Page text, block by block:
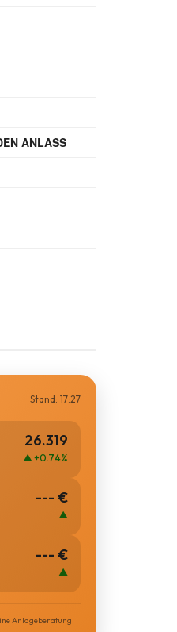
ANLASS
Stand: 17:27
26.319
▲ +0.74%
--- €
▲
--- €
▲
Anlageberatung